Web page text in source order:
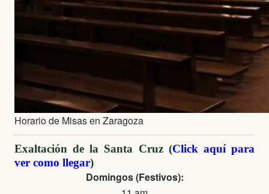
Horario de Misas en Zaragoza
Exaltación de la Santa Cruz (Click aquí para
ver como llegar)
Domingos (Festivos):